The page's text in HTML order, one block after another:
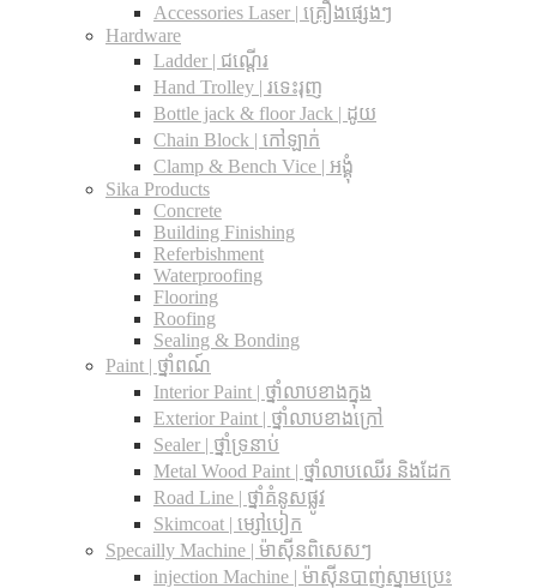
Accessories Laser | គ្រឿងផ្សេងៗ
Hardware
Ladder | ជណ្តើរ
Hand Trolley | រទេះរុញ
Bottle jack & floor Jack​ | ដូយ
Chain Block | កៅឡាក់
Clamp & Bench Vice | អង្គុំ
Sika Products
Concrete
Building Finishing
Referbishment
Waterproofing
Flooring
Roofing
Sealing & Bonding
Paint | ថ្នាំពណ៍
Interior Paint | ថ្នាំលាបខាងក្នុង
Exterior Paint | ថ្នាំលាបខាងក្រៅ
Sealer | ថ្នាំទ្រនាប់
Metal Wood Paint | ថ្នាំលាបឈើរ និងដែក
Road Line | ថ្នាំគំនូសផ្លូវ
Skimcoat | ម្សៅបៀក
Specailly Machine | ម៉ាស៊ីនពិសេសៗ
injection Machine | ម៉ាស៊ីនបាញ់ស្នាមប្រេះ